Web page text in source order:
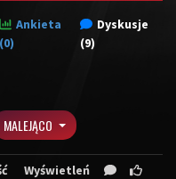
Ankieta
(0)
Dyskusje
(9)
MALEJĄCO
Wyświetleń